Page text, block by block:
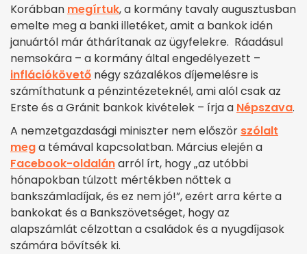
Korábban megírtuk, a kormány tavaly augusztusban
emelte meg a banki illetéket, amit a bankok idén
januártól már áthárítanak az ügyfelekre. Ráadásul
nemsokára – a kormány által engedélyezett –
inflációkövető négy százalékos díjemelésre is
számíthatunk a pénzintézeteknél, ami alól csak az
Erste és a Gránit bankok kivételek – írja a Népszava.
A nemzetgazdasági miniszter nem először szólalt
mega témával kapcsolatban. Március elején a
Facebook-oldalánarról írt, hogy „az utóbbi
hónapokban túlzott mértékben nőttek a
bankszámladíjak, és ez nem jó!”, ezért arra kérte a
bankokat és a Bankszövetséget, hogy az
alapszámlát célzottan a családok és a nyugdíjasok
számára bővítsék ki.